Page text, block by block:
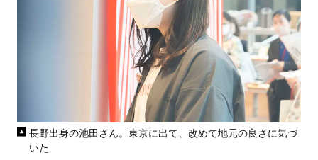
長野出身の池田さん。東京に出て、改めて地元の良さに気づ
いた